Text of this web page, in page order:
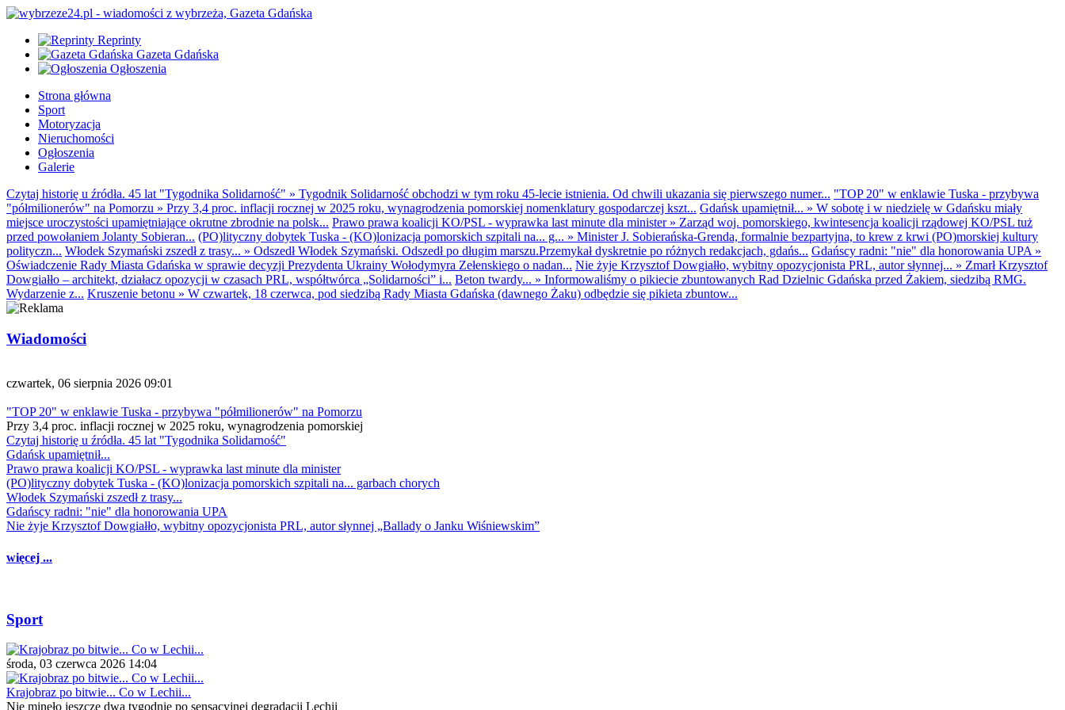
Reprinty
Gazeta Gdańska
Ogłoszenia
Strona główna
Sport
Motoryzacja
Nieruchomości
Ogłoszenia
Galerie
Czytaj historię u źródła. 45 lat "Tygodnika Solidarność" » Tygodnik Solidarność obchodzi w tym roku 45-lecie istnienia. Od chwili ukazania się pierwszego numer... "TOP 20" w enklawie Tuska - przybywa
"półmilionerów" na Pomorzu » Przy 3,4 proc. inflacji rocznej w 2025 roku, wynagrodzenia pomorskiej nomenklatury gospodarczej kszt... Gdańsk upamiętnił... » W sobotę i w niedzielę w Gdańsku miały
miejsce uroczystości upamiętniające okrutne zbrodnie na polsk... Prawo prawa koalicji KO/PSL - wyprawka last minute dla minister» Zarząd woj. pomorskiego, kwintesencja koalicji rządowej KO/PSL tuż
przed powołaniem Jolanty Sobieran... (PO)lityczny dobytek Tuska - (KO)lonizacja pomorskich szpitali na... g... » Minister J. Sobierańska-Grenda, formalnie bezpartyjna, to krew z krwi (PO)morskiej kultury
polityczn... Włodek Szymański zszedł z trasy... » Odszedł Włodek Szymański. Odszedł po długim marszu.Przemykał dyskretnie po różnych redakcjach, gdańs... Gdańscy radni: "nie" dla honorowania UPA »
Oświadczenie Rady Miasta Gdańska w sprawie decyzji Prezydenta Ukrainy Wołodymyra Zełenskiego o nadan... Nie żyje Krzysztof Dowgiałło, wybitny opozycjonista PRL, autor słynnej... » Zmarł Krzysztof
Dowgiałło – architekt, działacz opozycji w czasach PRL, współtwórca „Solidarności” i... Beton twardy... » Informowaliśmy o pikiecie zbuntowanych Rad Dzielnic Gdańska przed Żakiem, siedzibą RMG.
Wydarzenie z... Kruszenie betonu » W czwartek, 18 czerwca, pod siedzibą Rady Miasta Gdańska (dawnego Żaku) odbędzie się pikieta zbuntow...
Wiadomości
czwartek, 06 sierpnia 2026 09:01
"TOP 20" w enklawie Tuska - przybywa "półmilionerów" na Pomorzu
Przy 3,4 proc. inflacji rocznej w 2025 roku, wynagrodzenia pomorskiej
Czytaj historię u źródła. 45 lat "Tygodnika Solidarność"
Gdańsk upamiętnił...
Prawo prawa koalicji KO/PSL - wyprawka last minute dla minister
(PO)lityczny dobytek Tuska - (KO)lonizacja pomorskich szpitali na... garbach chorych
Włodek Szymański zszedł z trasy...
Gdańscy radni: "nie" dla honorowania UPA
Nie żyje Krzysztof Dowgiałło, wybitny opozycjonista PRL, autor słynnej „Ballady o Janku Wiśniewskim”
więcej ...
Sport
środa, 03 czerwca 2026 14:04
Krajobraz po bitwie... Co w Lechii...
Nie minęło jeszcze dwa tygodnie po sensacyjnej degradacji Lechii